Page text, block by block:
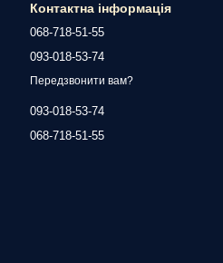
Контактна інформація
068-718-51-55
093-018-53-74
Передзвонити вам?
093-018-53-74
068-718-51-55